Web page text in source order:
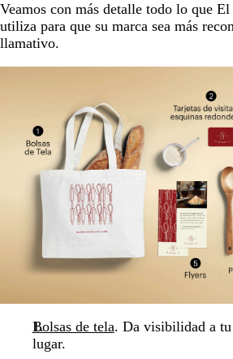
Veamos con más detalle todo lo que
utiliza para que su marca sea más
llamativo.
Bolsas de tela. Da visibilidad a
lugar.